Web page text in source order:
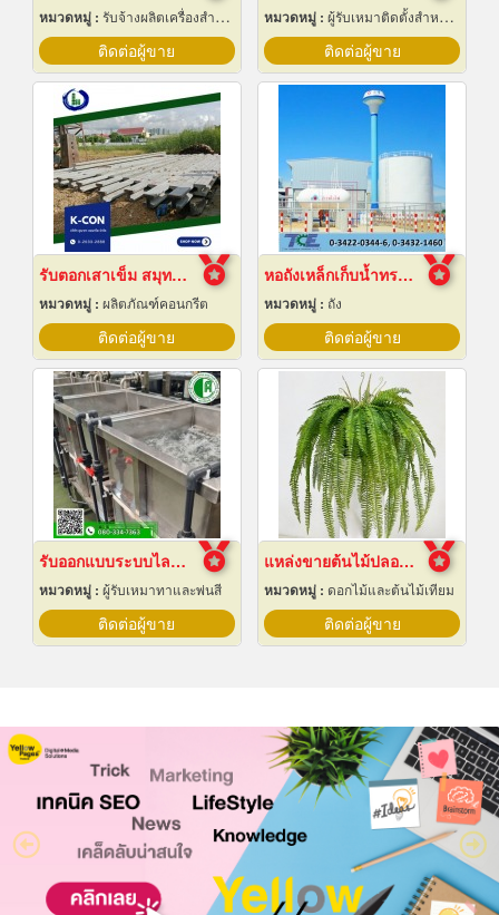
หมวดหมู่ : รับจ้างผลิตเครื่องสำอาง
ติดต่อผู้ขาย
หมวดหมู่ : ผู้รับเหมาติดตั้งสำหรับบ้านและโรงงานไฟฟ้า
ติดต่อผู้ขาย
รับตอกเสาเข็ม สมุทรปราการ ราคาถูก
หมวดหมู่ : ผลิตภัณฑ์คอนกรีต
ติดต่อผู้ขาย
หอถังเหล็กเก็บน้ำทรงแชมเปญ
หมวดหมู่ : ถัง
ติดต่อผู้ขาย
รับออกแบบระบบไลน์ชุบชิ้นงานอุตสาหกรรม
หมวดหมู่ : ผู้รับเหมาทาและพ่นสี
ติดต่อผู้ขาย
แหล่งขายต้นไม้ปลอมราคาถูก
หมวดหมู่ : ดอกไม้และต้นไม้เทียม
ติดต่อผู้ขาย